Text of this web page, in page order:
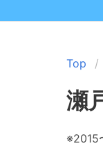
Top
瀬
※2015